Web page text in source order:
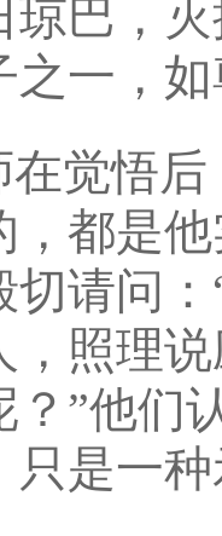
琼巴，
之一，
觉悟
，都是
切请问
，照理
？”他们
只是一